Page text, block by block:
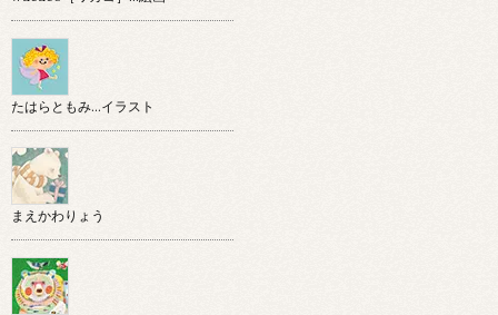
たはらともみ…イラスト
まえかわりょう